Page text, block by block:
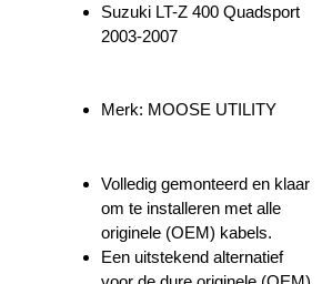
Suzuki LT-Z 400 Quadsport
2003-2007
Merk: MOOSE UTILITY
Volledig gemonteerd en klaar
om te installeren met alle
originele (OEM) kabels.
Een uitstekend alternatief